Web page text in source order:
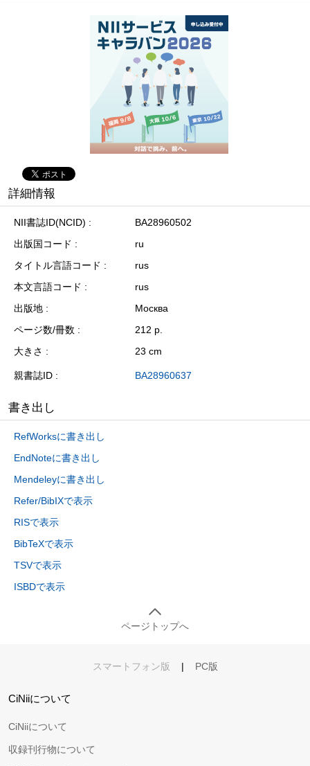
詳細情報
NII書誌ID(NCID)
BA28960502
出版国コード
ru
タイトル言語コード
rus
本文言語コード
rus
出版地
Москва
ページ数/冊数
212 p.
大きさ
23 cm
親書誌ID BA28960637
書き出し
RefWorksに書き出し
EndNoteに書き出し
Mendeleyに書き出し
Refer/BibIXで表示
RISで表示
BibTeXで表示
TSVで表示
ISBDで表示
ページトップへ
スマートフォン版 | PC版
CiNiiについて
CiNiiについて
収録刊行物について